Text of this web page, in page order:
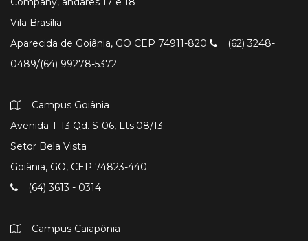
Vila Brasília
Aparecida de Goiânia, GO CEP 74911-820
(62) 3248-
0489/(64) 99278-5372
Campus Goiânia
Avenida T-13 Qd. S-06, Lts.08/13.
Setor Bela Vista
Goiânia, GO, CEP 74823-440
(64) 3613 - 0314
Campus Caiapônia